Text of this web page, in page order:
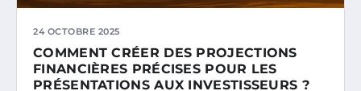
24 OCTOBRE 2025
COMMENT CRÉER DES PROJECTIONS
FINANCIÈRES PRÉCISES POUR LES
PRÉSENTATIONS AUX INVESTISSEURS ?